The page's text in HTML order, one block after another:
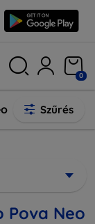
0
Szűrés
Pova Neo